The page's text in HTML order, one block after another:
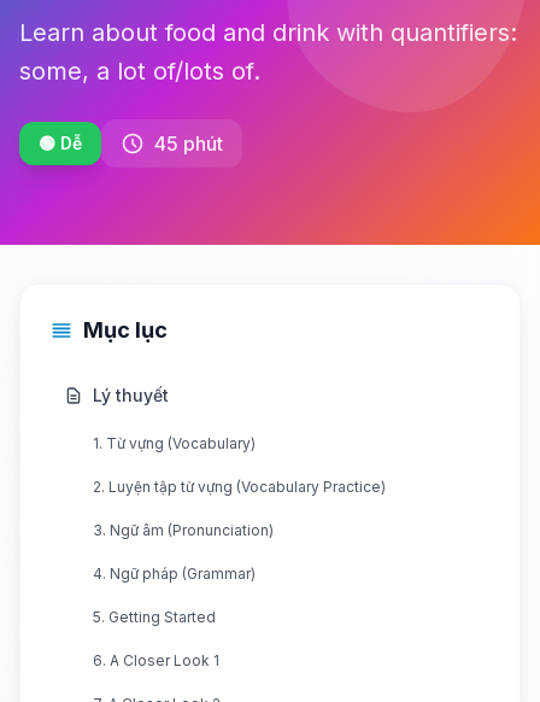
Learn about food and drink with quantifiers:
some, a lot of/lots of.
🟢 Dễ 45 phút
Mục lục
Lý thuyết
1. Từ vựng (Vocabulary)
2. Luyện tập từ vựng (Vocabulary Practice)
3. Ngữ âm (Pronunciation)
4. Ngữ pháp (Grammar)
5. Getting Started
6. A Closer Look 1